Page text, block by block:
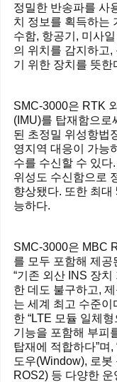
정밀한 반송파를 사
치 정보를 획득하는
수함, 항공기, 미사
의 위치를 감지하고
기 위한 장치를 뜻한
SMC-3000은 RTK
(IMU)를 탑재함으로
된 초정밀 위성항법
영지역 대응이 가능
수를 수신할 수 있다
위성도 수신함으로
향상됐다. 또한 최
능하다.
SMC-3000은 MBC
를 모두 포함해 제공
“기존 외산 INS 장
한 데도 불구하고,
는 세계 최고 수준이
한 “LTE 모듈 일체
기능을 포함해 부피
탑재에 적합하다”며,
도우(Window), 로봇
ROS2) 등 다양한